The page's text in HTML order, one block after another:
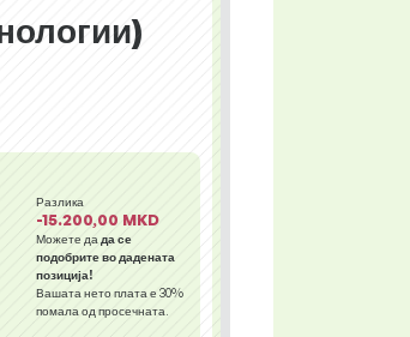
Разлика
-15.200,00 MKD
Можете дада се
подобрите во дадената
позиција!
Вашата нето плата е30%
помала од просечната.